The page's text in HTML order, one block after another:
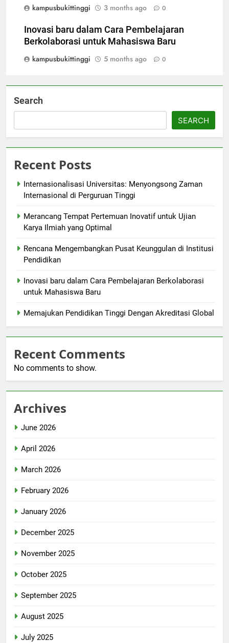
kampusbukittinggi
3 months ago 0
Inovasi baru dalam Cara Pembelajaran
Berkolaborasi untuk Mahasiswa Baru
kampusbukittinggi
5 months ago 0
Search
SEARCH
Recent Posts
Internasionalisasi Universitas: Menyongsong Zaman
Internasional di Perguruan Tinggi
Merancang Tempat Pertemuan Inovatif untuk Ujian
Karya Ilmiah yang Optimal
Rencana Mengembangkan Pusat Keunggulan di Institusi
Pendidikan
Inovasi baru dalam Cara Pembelajaran Berkolaborasi
untuk Mahasiswa Baru
Memajukan Pendidikan Tinggi Dengan Akreditasi Global
Recent Comments
No comments to show.
Archives
June 2026
April 2026
March 2026
February 2026
January 2026
December 2025
November 2025
October 2025
September 2025
August 2025
July 2025